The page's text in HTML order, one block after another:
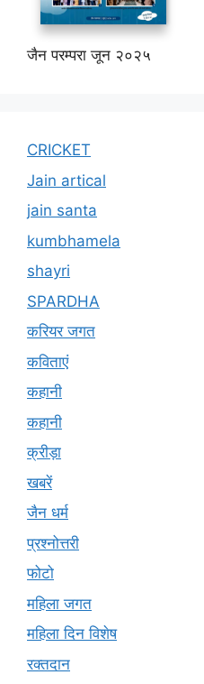
जैन परम्परा जून २०२५
CRICKET
Jain artical
jain santa
kumbhamela
shayri
SPARDHA
करियर जगत
कविताएं
कहानी
कहानी
क्रीड़ा
खबरें
जैन धर्म
प्रश्नोत्तरी
फोटो
महिला जगत
महिला दिन विशेष
रक्तदान